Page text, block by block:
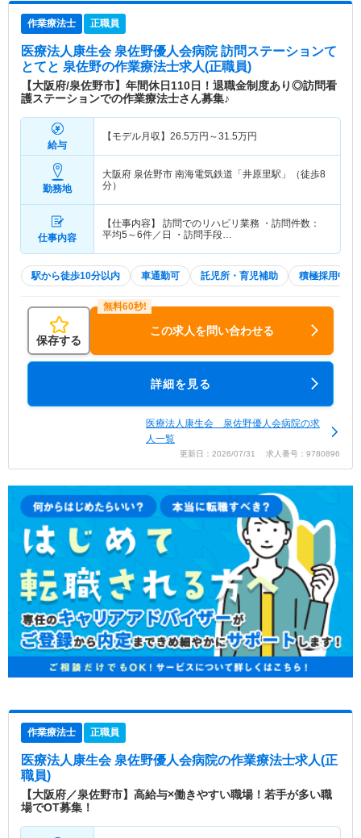
作業療法士 正職員
医療法人康生会 泉佐野優人会病院 訪問ステーションて
とてと 泉佐野の作業療法士求人(正職員)
【大阪府/泉佐野市】年間休日110日！退職金制度あり◎訪問看
護ステーションでの作業療法士さん募集♪
給与
【モデル月収】 26.5万円～31.5万円
勤務地
大阪府 泉佐野市 南海電気鉄道「井原里駅」（徒歩8
分）
仕事内容
【仕事内容】 訪問でのリハビリ業務 ・訪問件数：
平均5～6件／日 ・訪問手段…
駅から徒歩10分以内 車通勤可 託児所・育児補助 積極採用中
保存する
この求人を問い合わせる
詳細を見る
医療法人康生会 泉佐野優人会病院の求
人一覧
更新日：2026/07/31 求人番号：9780896
作業療法士 正職員
医療法人康生会 泉佐野優人会病院の作業療法士求人(正
職員)
【大阪府／泉佐野市】高給与×働きやすい職場！若手が多い職
場でOT募集！